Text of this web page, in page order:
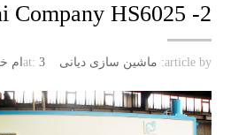
Company HS6025 -2
article by: ماشین سازی دیانی at: 3ام خرداد 1396